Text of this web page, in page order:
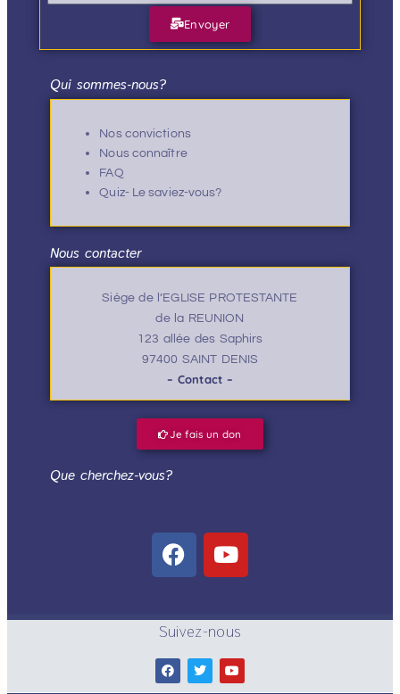
Envoyer
Qui sommes-nous?
Nos convictions
Nous connaître
FAQ
Quiz- Le saviez-vous?
Nous contacter
Siège de l’EGLISE PROTESTANTE
de la REUNION
123 allée des Saphirs
97400 SAINT DENIS
– Contact –
Je fais un don
Que cherchez-vous?
Suivez-nous